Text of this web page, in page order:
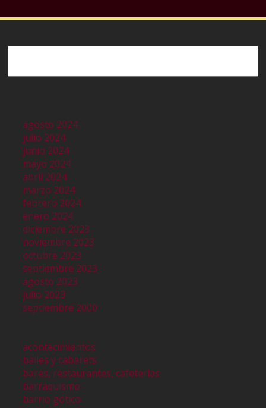
agosto 2024
julio 2024
junio 2024
mayo 2024
abril 2024
marzo 2024
febrero 2024
enero 2024
diciembre 2023
noviembre 2023
octubre 2023
septiembre 2023
agosto 2023
julio 2023
septiembre 2000
acontecimientos
bailes y cabarets
bares, restaurantes, cafeterías
barraquismo
barrio gótico